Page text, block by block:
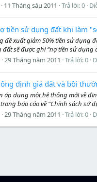
11 Tháng sáu 2011 Trả lời: 0
tiền sử dụng đất khi làm
đề xuất giảm 50% tiền sử dụng
sẽ được ghi “nợ tiền sử
29 Tháng năm 2011 Trả lời: 0
định giá đất và bồi
áp dụng một hệ thống mới về
báo cáo về “Chính sách sử
29 Tháng năm 2011 Trả lời: 0